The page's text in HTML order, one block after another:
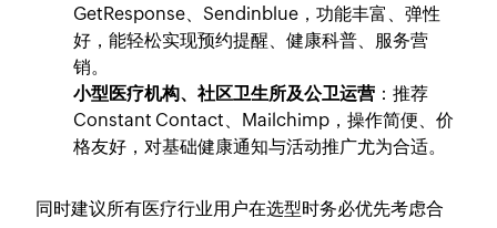
GetResponse、Sendinblue，功能丰富、弹性
好，能轻松实现预约提醒、健康科普、服务营
销。
小型医疗机构、社区卫生所及公卫运营 ：推荐
Constant Contact、Mailchimp，操作简便、价
格友好，对基础健康通知与活动推广尤为合适。
同时建议所有医疗行业用户在选型时务必优先考虑合